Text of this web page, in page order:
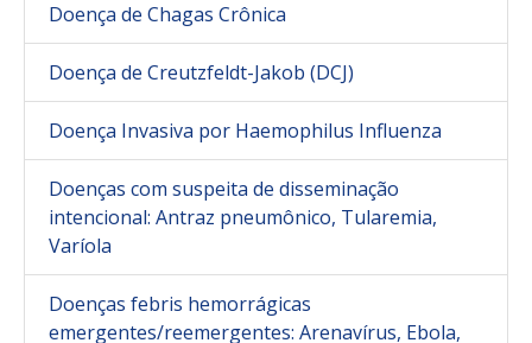
Doença de Chagas Crônica
Doença de Creutzfeldt-Jakob (DCJ)
Doença Invasiva por Haemophilus Influenza
Doenças com suspeita de disseminação
intencional: Antraz pneumônico, Tularemia,
Varíola
Doenças febris hemorrágicas
emergentes/reemergentes: Arenavírus, Ebola,